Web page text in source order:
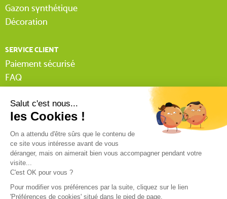
Gazon synthétique
Décoration
SERVICE CLIENT
Paiement sécurisé
FAQ
Lexique Tissnet
Suivi commande invité
Contactez-nous